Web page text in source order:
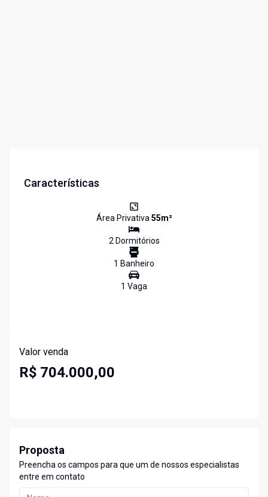
Características
Área Privativa55m²
2Dormitórios
1 Banheiro
1 Vaga
Valor venda
R$ 704.000,00
Proposta
Preencha os campos para que um de nossos especialistas
entre em contato